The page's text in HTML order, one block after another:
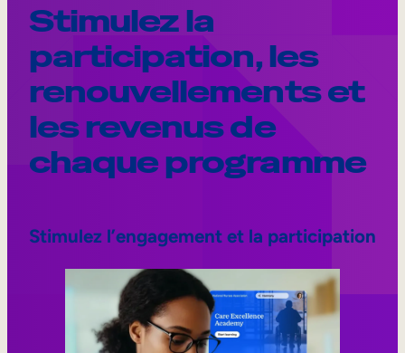
Stimulez la
participation, les
renouvellements et
les revenus de
chaque programme
Stimulez l’engagement et la participation